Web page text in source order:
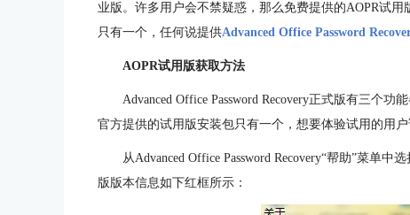
业版。许多用户会不禁疑惑，那么免费提供的AOPR试
只有一个，任何说提供Advanced Office Password
AOPR试用版获取方法
Advanced Office Password Recovery正式版有三个
官方提供的试用版安装包只有一个，想要体验试用的用
从Advanced Office Password Recovery“帮助”菜单
版版本信息如下红框所示：